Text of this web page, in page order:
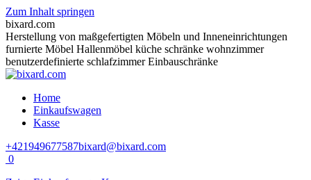
Zum Inhalt springen
bixard.com
Herstellung von maßgefertigten Möbeln und Inneneinrichtungen
furnierte Möbel Hallenmöbel küche schränke wohnzimmer
benutzerdefinierte schlafzimmer Einbauschränke
Home
Einkaufswagen
Kasse
+421949677587bixard@bixard.com
0